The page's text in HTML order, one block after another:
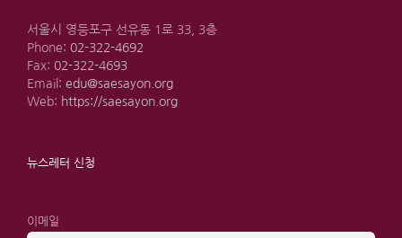
서울시 영등포구 선유동 1로 33, 3층
Phone: 02-322-4692
Fax: 02-322-4693
Email: edu@saesayon.org
Web: https://saesayon.org
뉴스레터 신청
이메일